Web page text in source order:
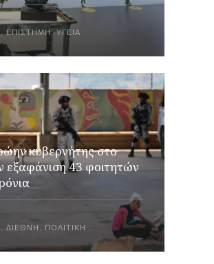
,ΕΠΙΣΤΉΜΗ,ΥΓΕΊΑ
κυβερνήτης στο
εξαφάνιση 43 φοιτητών
,ΔΙΕΘΝΉ , ΠΟΛΙΤΙΚΉ